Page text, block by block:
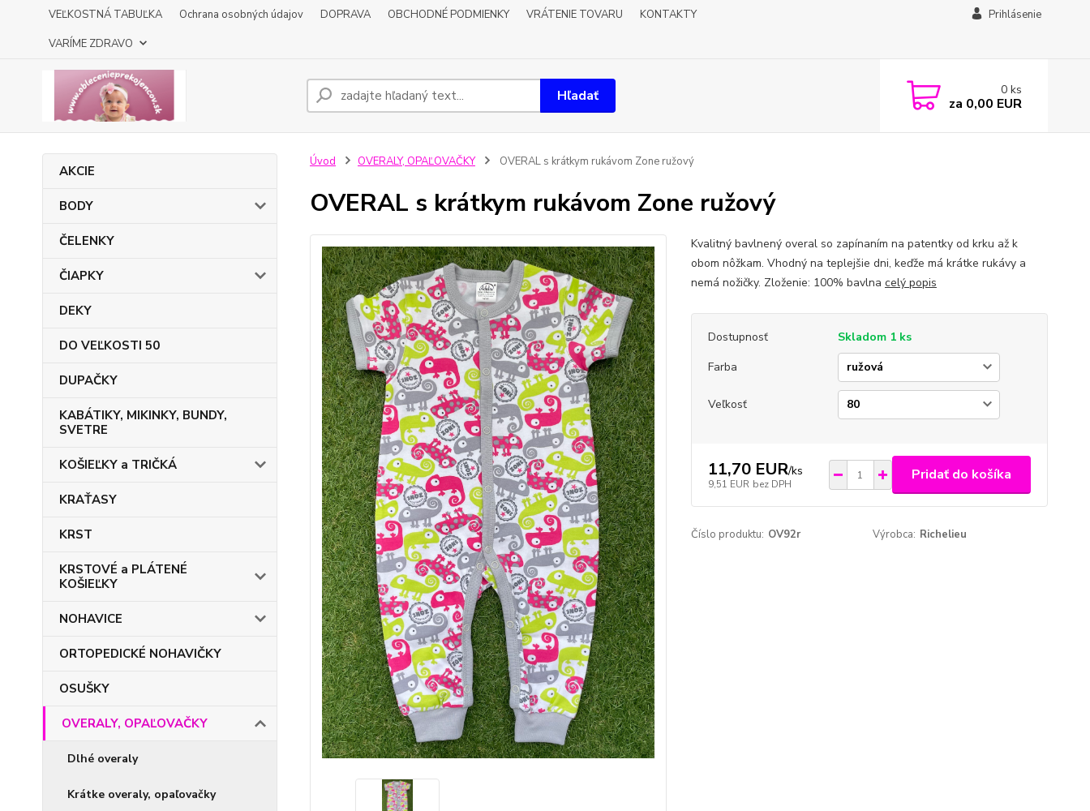
VEĽKOSTNÁ TABUĽKA Ochrana osobných údajov DOPRAVA OBCHODNÉ PODMIENKY VRÁTENIE TOVARU
KONTAKTY
VARÍME ZDRAVO
Prihlásenie
Hľadať 0 ks
za 0,00 EUR
AKCIE
BODY
ČELENKY
ČIAPKY
DEKY
DO VEĽKOSTI 50
DUPAČKY
KABÁTIKY, MIKINKY, BUNDY,
SVETRE
KOŠIEĽKY a TRIČKÁ
KRAŤASY
KRST
KRSTOVÉ a PLÁTENÉ
KOŠIEĽKY
NOHAVICE
ORTOPEDICKÉ NOHAVIČKY
OSUŠKY
OVERALY, OPAĽOVAČKY
Dlhé overaly
Krátke overaly, opaľovačky
Úvod OVERALY, OPAĽOVAČKY OVERAL s krátkym rukávom Zone ružový
OVERAL s krátkym rukávom Zone ružový
Kvalitný bavlnený overal so zapínaním na patentky od krku až k
obom nôžkam. Vhodný na teplejšie dni, keďže má krátke rukávy a
nemá nožičky. Zloženie: 100% bavlna celý popis
Dostupnosť
Skladom 1 ks
Farba
Veľkosť
11,70 EUR/ks
9,51 EUR bez DPH
Pridať do košíka
Číslo produktu: OV92r Výrobca: Richelieu